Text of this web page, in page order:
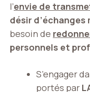
l’envie de
désir
besoin de
personnels et
S’engager
portés par